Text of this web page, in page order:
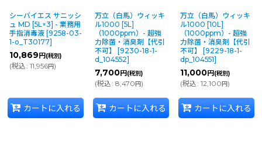
シーバイエス サニッシ
ュ MD [5L×3] - 業務用
手指消毒液 [9258-03-
1-o_T30177]
10,869円(税別)
(税込: 11,956円)
カートに入れる
万立（白馬）ウィッキ
ル1000 [5L]
（1000ppm）- 超強
力除菌・消臭剤【代引
不可】
[9230-18-1-
d_104552]
7,700円(税別)
(税込: 8,470円)
カートに入れる
万立（白馬）ウィッキ
ル1000 [10L]
（1000ppm）- 超強
力除菌・消臭剤【代引
不可】
[9229-18-1-
dp_104551]
11,000円(税別)
(税込: 12,100円)
カートに入れる